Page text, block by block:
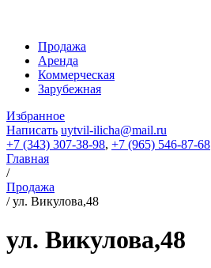
Продажа
Аренда
Коммерческая
Зарубежная
Избранное
Написать uytvil-ilicha@mail.ru
+7 (343) 307-38-98, +7 (965) 546-87-68
Главная
/
Продажа
/ул. Викулова,48
ул. Викулова,48